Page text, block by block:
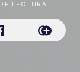
LECTURA